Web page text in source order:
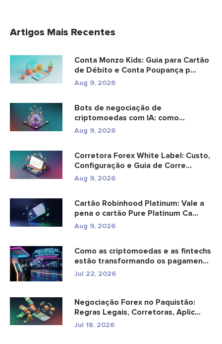
Artigos Mais Recentes
Conta Monzo Kids: Guia para Cartão
de Débito e Conta Poupança p...
Aug 9, 2026
Bots de negociação de
criptomoedas com IA: como
funcionam e o qu...
Aug 9, 2026
Corretora Forex White Label: Custo,
Configuração e Guia de Corre...
Aug 9, 2026
Cartão Robinhood Platinum: Vale a
pena o cartão Pure Platinum Ca...
Aug 9, 2026
Como as criptomoedas e as fintechs
estão transformando os pagamen...
Jul 22, 2026
Negociação Forex no Paquistão:
Regras Legais, Corretoras, Aplic...
Jul 18, 2026